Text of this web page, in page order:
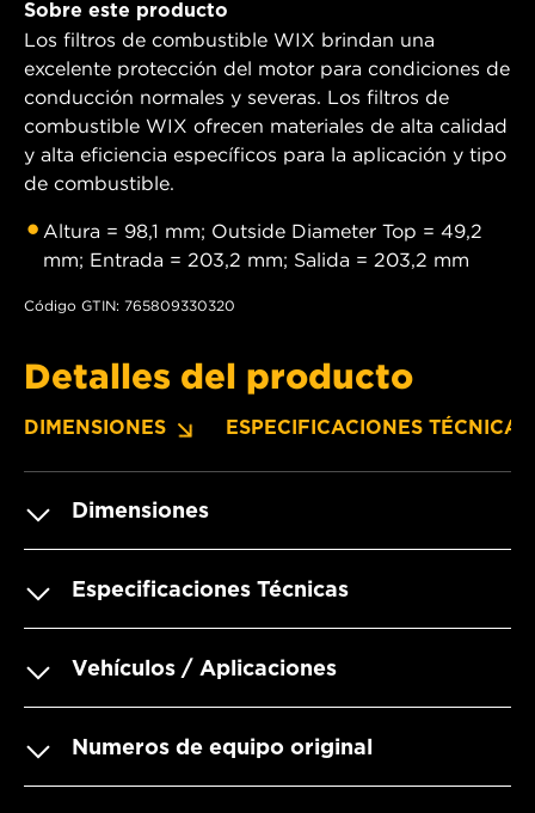
Sobre este producto
Los filtros de combustible WIX brindan una
excelente protección del motor para condiciones de
conducción normales y severas. Los filtros de
combustible WIX ofrecen materiales de alta calidad
y alta eficiencia específicos para la aplicación y tipo
de combustible.
Altura = 98,1 mm; Outside Diameter Top = 49,2
mm; Entrada = 203,2 mm; Salida = 203,2 mm
Código GTIN: 765809330320
Detalles del producto
DIMENSIONES ESPECIFICACIONES TÉCNICAS
Dimensiones
Especificaciones Técnicas
Vehículos / Aplicaciones
Numeros de equipo original